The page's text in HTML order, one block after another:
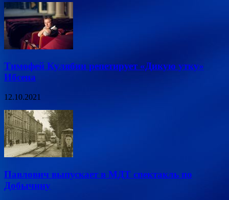
Тимофей Кулябин репетирует «Дикую утку»
Ибсена
12.10.2021
Павлович выпускает в МДТ спектакль по
Добычину